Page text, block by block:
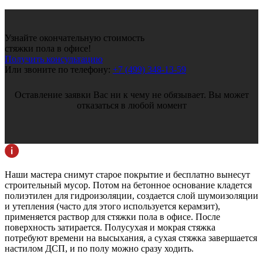
Узнайте окончательную стоимость
стяжки пола в офисе!
Получить консультацию
Или звоните по телефону: +7 (499) 348-13-59
Оставление заявки Вас ни к чему не обязывает. Вы может
отказаться в любой момент
Наши мастера снимут старое покрытие и бесплатно вынесут
строительный мусор. Потом на бетонное основание кладется
полиэтилен для гидроизоляции, создается слой шумоизоляции
и утепления (часто для этого используется керамзит),
применяется раствор для стяжки пола в офисе. После
поверхность затирается. Полусухая и мокрая стяжка
потребуют времени на высыхания, а сухая стяжка завершается
настилом ДСП, и по полу можно сразу ходить.